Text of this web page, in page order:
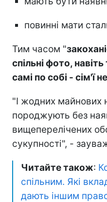
повинні мати
Тим часом "
спільні фото,
самі по собі - сім'ї
"І жодних майнових
породжують без
вищеперелічених
сукупності", -
Читайте також:
спільним. Які
дають іншим